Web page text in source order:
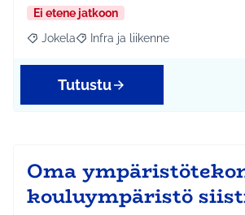
Ei etene jatkoon
Rajaa tulokset aihepiirin mukaan: Jokela
Jokela Rajaa tulokset teeman mukaan:
Infra ja liikenne
Tutustu
Oma
kouluympäristö